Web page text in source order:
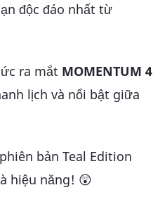
độc đáo nhất từ
ra mắt MOMENTUM 4
lịch và nổi bật giữa
bản Teal Edition
hiệu năng! 😲